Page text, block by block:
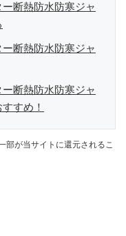
断熱防水防寒ジャ
断熱防水防寒ジャ
断熱防水防寒ジャ
すめ！
部が当サイトに還元されるこ